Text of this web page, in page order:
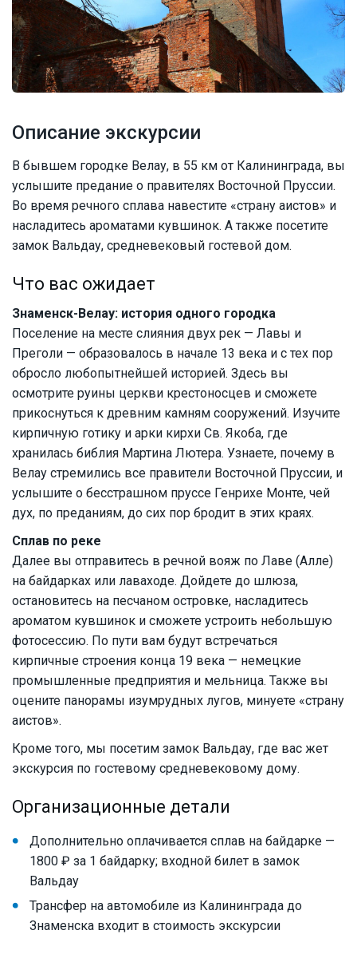
Описание экскурсии
В бывшем городке Велау, в 55 км от Калининграда, вы
услышите предание о правителях Восточной Пруссии.
Во время речного сплава навестите «страну аистов» и
насладитесь ароматами кувшинок. А также посетите
замок Вальдау, средневековый гостевой дом.
Что вас ожидает
Знаменск-Велау: история одного городка
Поселение на месте слияния двух рек — Лавы и
Преголи — образовалось в начале 13 века и с тех пор
обросло любопытнейшей историей. Здесь вы
осмотрите руины церкви крестоносцев и сможете
прикоснуться к древним камням сооружений. Изучите
кирпичную готику и арки кирхи Св. Якоба, где
хранилась библия Мартина Лютера. Узнаете, почему в
Велау стремились все правители Восточной Пруссии, и
услышите о бесстрашном пруссе Генрихе Монте, чей
дух, по преданиям, до сих пор бродит в этих краях.
Сплав по реке
Далее вы отправитесь в речной вояж по Лаве (Алле)
на байдарках или лаваходе. Дойдете до шлюза,
остановитесь на песчаном островке, насладитесь
ароматом кувшинок и сможете устроить небольшую
фотосессию. По пути вам будут встречаться
кирпичные строения конца 19 века — немецкие
промышленные предприятия и мельница. Также вы
оцените панорамы изумрудных лугов, минуете «страну
аистов».
Кроме того, мы посетим замок Вальдау, где вас жет
экскурсия по гостевому средневековому дому.
Организационные детали
Дополнительно оплачивается сплав на байдарке —
1800 ₽ за 1 байдарку; входной билет в замок
Вальдау
Трансфер на автомобиле из Калининграда до
Знаменска входит в стоимость экскурсии